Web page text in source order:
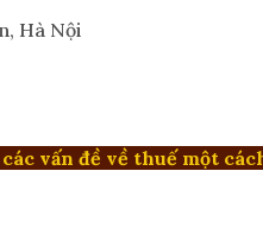
Hà Nội
vấn đề về thuế một